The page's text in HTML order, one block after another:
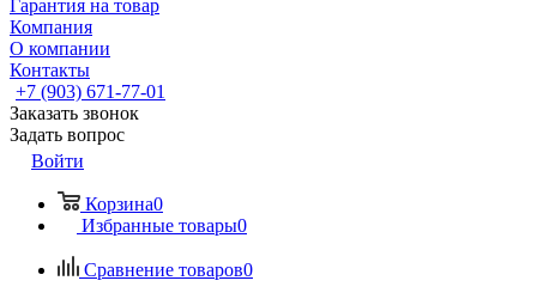
Гарантия на товар
Компания
О компании
Контакты
+7 (903) 671-77-01
Заказать звонок
Задать вопрос
Войти
Корзина0
Избранные товары0
Сравнение товаров0